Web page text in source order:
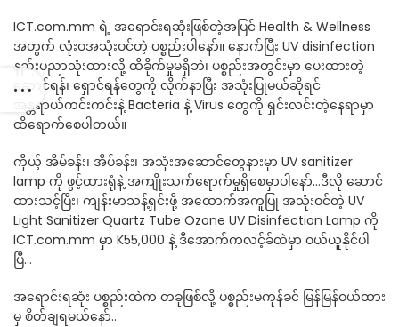
ICT.com.mm ရဲ့ အရောင်းရဆုံးဖြစ်တဲ့အပြင် Health & Wellness
အတွက် လုံးဝအသုံးဝင်တဲ့ ပစ္စည်းပါနော်။ နောက်ပြီး UV disinfection
နည်းပညာသုံးထားလို့ ထိခိုက်မှုမရှိဘဲ၊ ပစ္စည်းအတွင်းမှာ ပေးထားတဲ့
ဆောင်ရန်၊ ရှောင်ရန်တွေကို လိုက်နာပြီး အသုံးပြုမယ်ဆိုရင်
အန္တရာယ်ကင်းကင်းနဲ့ Bacteria နဲ့ Virus တွေကို ရှင်းလင်းတဲ့နေရာမှာ
ထိရောက်စေပါတယ်။
ကိုယ့် အိမ်ခန်း၊ အိပ်ခန်း၊ အသုံးအဆောင်တွေနားမှာ UV sanitizer
lamp ကို ဖွင့်ထားရုံနဲ့ အကျိုးသက်ရောက်မှုရှိစေမှာပါနော်…ဒီလို ဆောင်
ထားသင့်ပြီး၊ ကျန်းမာသန့်ရှင်းဖို့ အထောက်အကူပြု အသုံးဝင်တဲ့ UV
Light Sanitizer Quartz Tube Ozone UV Disinfection Lamp ကို
ICT.com.mm မှာ K55,000 နဲ့ ဒီအောက်ကလင့်ခ်ထဲမှာ ဝယ်ယူနိုင်ပါ
ပြီ…
အရောင်းရဆုံး ပစ္စည်းထဲက တခုဖြစ်လို့ ပစ္စည်းမကုန်ခင် မြန်မြန်ဝယ်ထား
မှ စိတ်ချရမယ်နော်…